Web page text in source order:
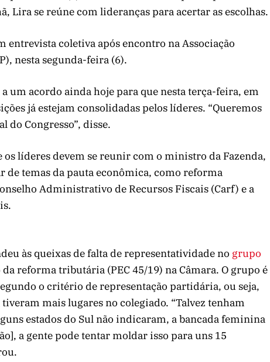
Lira se reúne com lideranças para acertar as escolhas.
entrevista coletiva após encontro na Associação
nesta segunda-feira (6).
um acordo ainda hoje para que nesta terça-feira, em
já estejam consolidadas pelos líderes. “Queremos
do Congresso”, disse.
líderes devem se reunir com o ministro da Fazenda,
de temas da pauta econômica, como reforma
Administrativo de Recursos Fiscais (Carf) e a
às queixas de falta de representatividade no grupo
reforma tributária (PEC 45/19) na Câmara. O grupo é
o critério de representação partidária, ou seja,
mais lugares no colegiado. “Talvez tenham
estados do Sul não indicaram, a bancada feminina
a gente pode tentar moldar isso para uns 15